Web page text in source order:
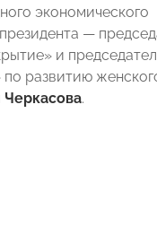
экономического
—
и
развитию
Черкасова.